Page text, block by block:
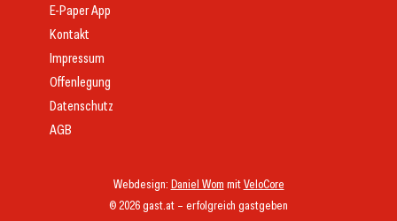
© 2026 gast.at – erfolgreich gastgeben
Webdesign: Daniel Wom mitVeloCore
E-Paper App
Kontakt
Impressum
Offenlegung
Datenschutz
AGB